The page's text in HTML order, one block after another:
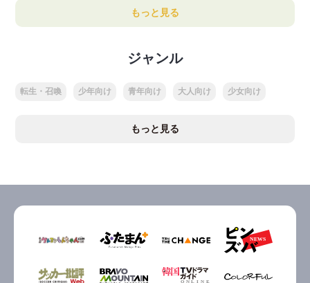
もっと見る
ジャンル
転生・召喚 少年向け 青年向け 大人向け 少女向け
もっと見る